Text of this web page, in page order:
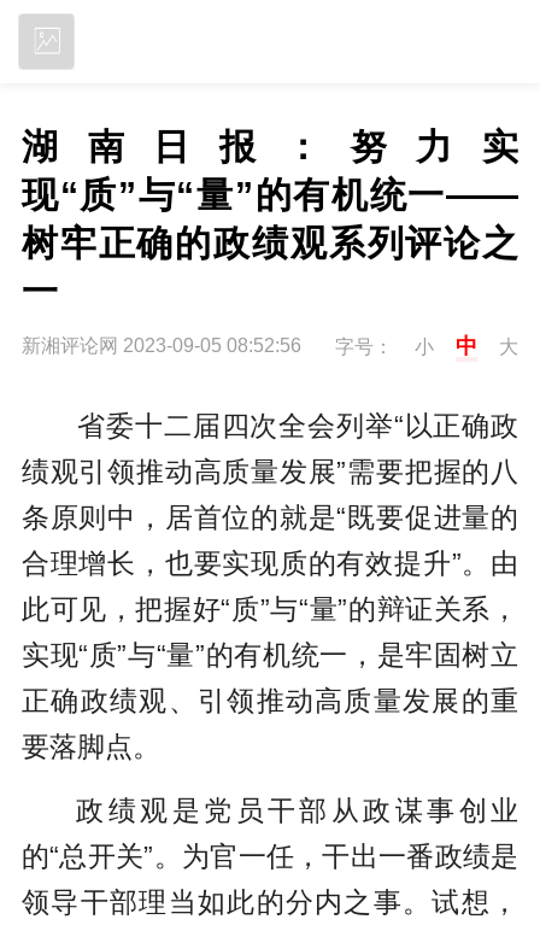
湖南日报：努力实
现“质”与“量”的有机统一——
树牢正确的政绩观系列评论之
一
新湘评论网 2023-09-05 08:52:56 字号： 小 中 大
省委十二届四次全会列举“以正确政
绩观引领推动高质量发展”需要把握的八
条原则中，居首位的就是“既要促进量的
合理增长，也要实现质的有效提升”。由
此可见，把握好“质”与“量”的辩证关系，
实现“质”与“量”的有机统一，是牢固树立
正确政绩观、引领推动高质量发展的重
要落脚点。
政绩观是党员干部从政谋事创业
的“总开关”。为官一任，干出一番政绩是
领导干部理当如此的分内之事。试想，